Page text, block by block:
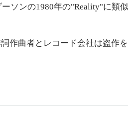
ソンの1980年の"Reality"に類
作曲者とレコード会社は盗作